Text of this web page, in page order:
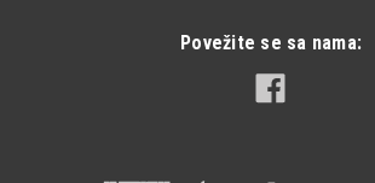
Povežite se sa nama: